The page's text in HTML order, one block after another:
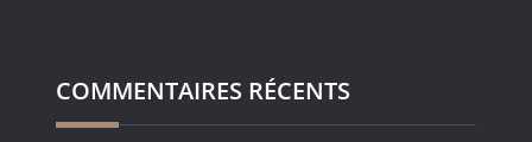
COMMENTAIRES RÉCENTS